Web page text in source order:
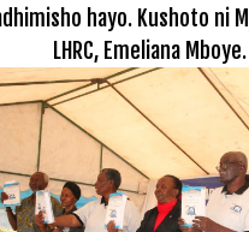
hayo. Kushoto ni
LHRC, Emeliana Mboye.